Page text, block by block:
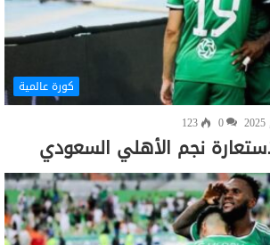
كورة عالمية
0
123
نجم الأهلي السعودي